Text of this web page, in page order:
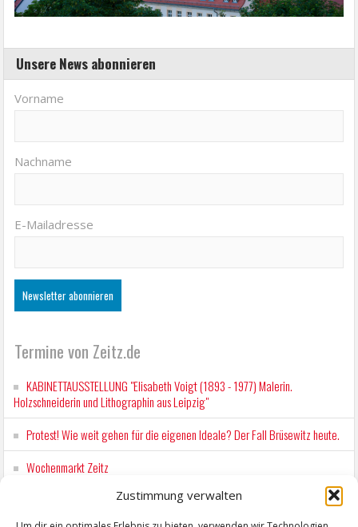
Zustimmung verwalten
Unsere News abonnieren
Vorname
Nachname
E-Mailadresse
Termine von Zeitz.de
KABINETTAUSSTELLUNG "Elisabeth Voigt (1893 - 1977) Malerin.
Holzschneiderin und Lithographin aus Leipzig"
Protest! Wie weit gehen für die eigenen Ideale? Der Fall Brüsewitz heute.
Wochenmarkt Zeitz
EINFACH LESEN im August 2026 H.P. Richter - DAMALS WAR ES FRIEDRICH